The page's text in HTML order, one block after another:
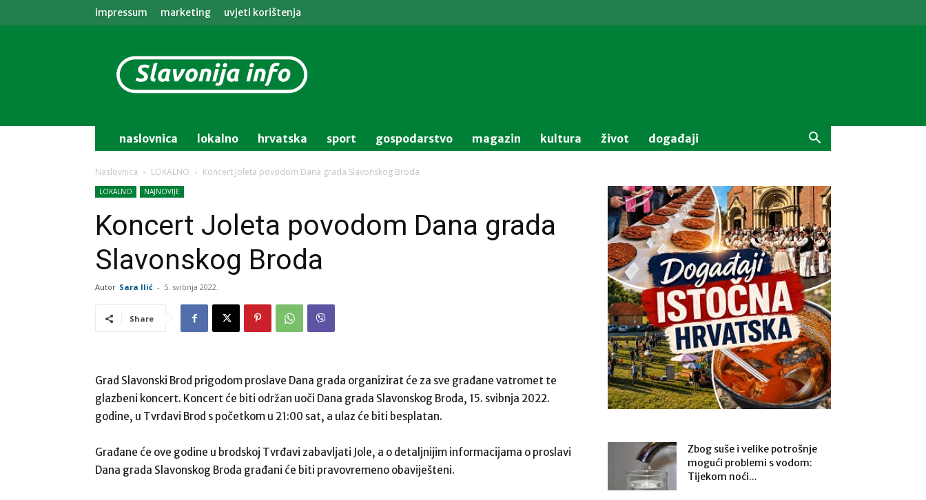
impressum marketing uvjeti korištenja
info
naslovnica lokalno hrvatska sport gospodarstvo magazin kultura život događaji
Naslovnica LOKALNO Koncert Joleta povodom Dana grada Slavonskog Broda
LOKALNO NAJNOVIJE
Koncert Joleta povodom Dana grada
Slavonskog Broda
Autor Sara Ilić - 5. svibnja 2022.
Share
Grad Slavonski Brod prigodom proslave Dana grada organizirat će za sve građane vatromet te
glazbeni koncert. Koncert će biti održan uoči Dana grada Slavonskog Broda, 15. svibnja 2022.
godine, u Tvrđavi Brod s početkom u 21:00 sat, a ulaz će biti besplatan.
Građane će ove godine u brodskoj Tvrđavi zabavljati Jole, a o detaljnijim informacijama o proslavi
Dana grada Slavonskog Broda građani će biti pravovremeno obaviješteni.
Zbog suše i velike potrošnje
mogući problemi s vodom:
Tijekom noći...